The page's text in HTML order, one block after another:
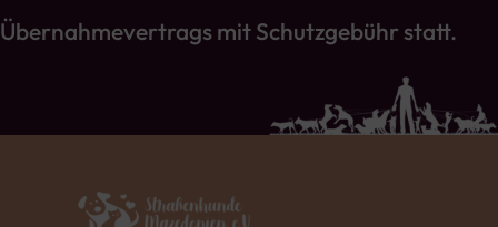
Übernahmevertrags mit Schutzgebühr statt.